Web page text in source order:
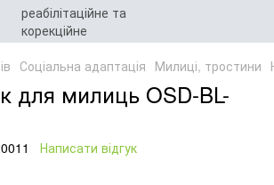
Соціальна адаптація Милиці, тростини
для милиць OSD-BL-
Написати відгук